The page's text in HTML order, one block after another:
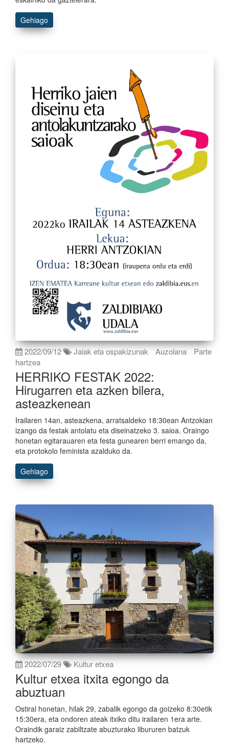
Gehiago
2022/09/12 Jaiak eta ospakizunak Auzolana
Parte
hartzea
HERRIKO FESTAK 2022:
Hirugarren eta azken bilera,
asteazkenean
Irailaren 14an, asteazkena, arratsaldeko 18:30ean Antzokian
izango da festak antolatu eta diseinatzeko 3. saioa. Oraingo
honetan egitarauaren eta festa gunearen berri emango da,
eta protokolo feminista azalduko da.
Gehiago
2022/07/29 Kultur etxea
Kultur etxea itxita egongo da
abuztuan
Ostiral honetan, hilak 29, zabalik egongo da goizeko 8:30etik
15:30era, eta ondoren ateak itxiko ditu irailaren 1era arte.
Oraindik garaiz zabiltzate abuzturako libururen batzuk
hartzeko.